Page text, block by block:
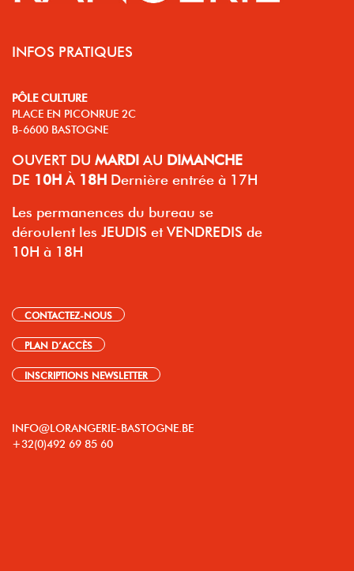
INFOS PRATIQUES
PÔLE CULTURE
PLACE EN PICONRUE 2C
B-6600 BASTOGNE
OUVERT DU MARDI AU DIMANCHE
DE 10H À 18H Dernière entrée à 17H
Les permanences du bureau se
déroulent les JEUDIS et VENDREDIS de
10H à 18H
CONTACTEZ-NOUS
PLAN D’ACCÈS
INSCRIPTIONS NEWSLETTER
INFO@LORANGERIE-BASTOGNE.BE
+32(0)492 69 85 60